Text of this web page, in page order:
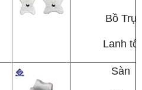
Bồ Trụ
Lanh tô
Sàn